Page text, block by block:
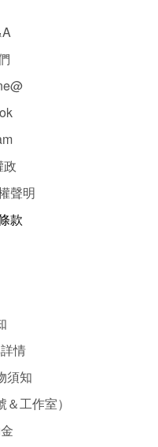
政
聲明
款
情
須知
工作室）